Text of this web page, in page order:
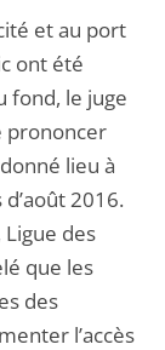
et au port
ont été
fond, le juge
prononcer
lieu à
2016.
des
que les
des
l’accès